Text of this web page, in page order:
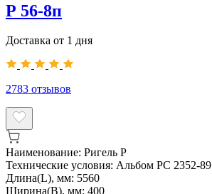
Р 56-8п
Доставка от 1 дня
2783 отзывов
Наименование: Ригель Р
Технические условия: Альбом РС 2352-89
Длина(L), мм: 5560
Ширина(B), мм: 400